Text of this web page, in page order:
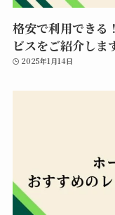
格安で利用できる
ビスをご紹介しま
2025年1月14日